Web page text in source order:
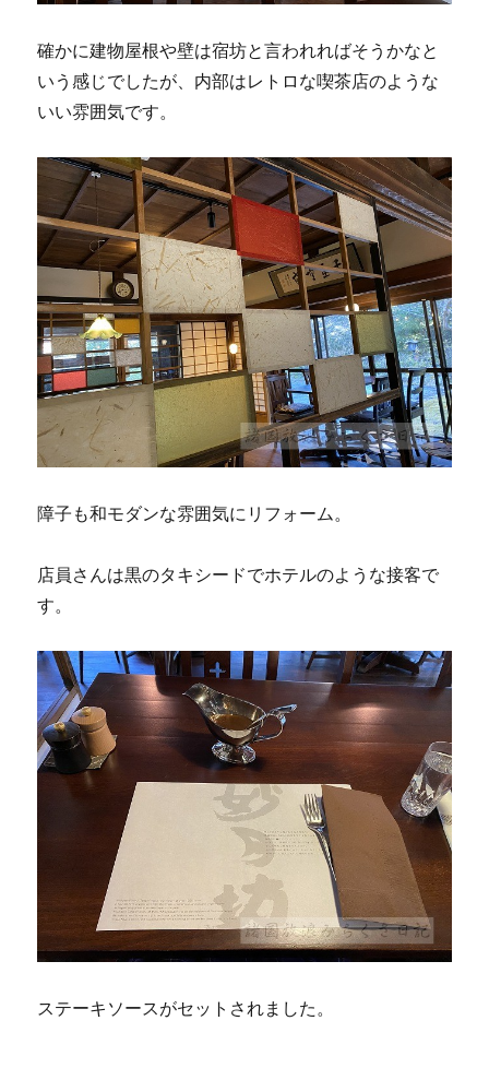
確かに建物屋根や壁は宿坊と言われればそうかなと
いう感じでしたが、内部はレトロな喫茶店のような
いい雰囲気です。
障子も和モダンな雰囲気にリフォーム。
店員さんは黒のタキシードでホテルのような接客で
す。
ステーキソースがセットされました。